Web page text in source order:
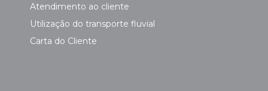
Atendimento ao cliente
Utilização do transporte fluvial
Carta do Cliente